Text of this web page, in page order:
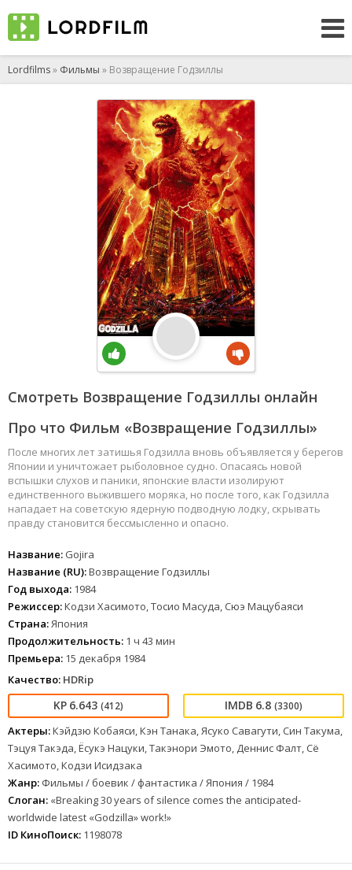
Lordfilms» Фильмы » Возвращение Годзиллы
Смотреть Возвращение Годзиллы онлайн
Про что Фильм «Возвращение Годзиллы»
После многих лет затишья Годзилла вновь объявляется у берегов
Японии и уничтожает рыболовное судно. Опасаясь новой
вспышки слухов и паники, японские власти изолируют
единственного выжившего моряка, но после того, как Годзилла
нападает на советскую ядерную подводную лодку, скрывать
правду становится бессмысленно и опасно.
Название: Gojira
Название (RU):Возвращение Годзиллы
Год выхода: 1984
Режиссер:Кодзи Хасимото, Тосио Масуда, Сюэ Мацубаяси
Страна:Япония
Продолжительность: 1 ч 43 мин
Премьера: 15 декабря 1984
Качество: HDRip
6.643 (412) 6.8 (3300)
Актеры:Кэйдзю Кобаяси, Кэн Танака, Ясуко Савагути, Син Такума,
Тэцуя Такэда, Ёсукэ Нацуки, Такэнори Эмото, Деннис Фалт, Сё
Хасимото, Кодзи Исидзака
Жанр: Фильмы / боевик / фантастика / Япония / 1984
Слоган: «Breaking 30 years of silence comes the anticipated-
worldwide latest «Godzilla» work!»
ID КиноПоиск: 1198078